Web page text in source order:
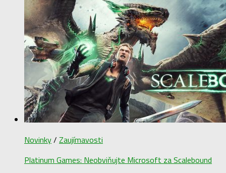
Novinky/ Zaujímavosti
Platinum Games: Neobviňujte Microsoft za Scalebound